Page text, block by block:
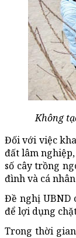
Không
Đối với việc
đất lâm
số cây trồng
đình và cá
Đề nghị UBND
để lợi dụng
Trong thời